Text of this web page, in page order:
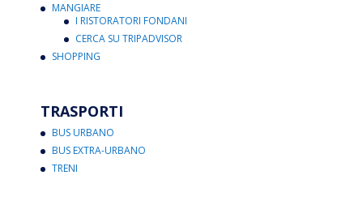
MANGIARE
I RISTORATORI FONDANI
CERCA SU TRIPADVISOR
SHOPPING
TRASPORTI
BUS URBANO
BUS EXTRA-URBANO
TRENI